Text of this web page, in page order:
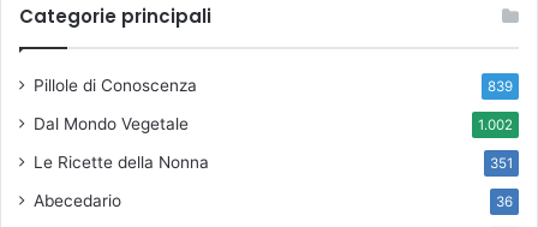
Categorie principali
Pillole di Conoscenza 839
Dal Mondo Vegetale 1.002
Le Ricette della Nonna 351
Abecedario 36